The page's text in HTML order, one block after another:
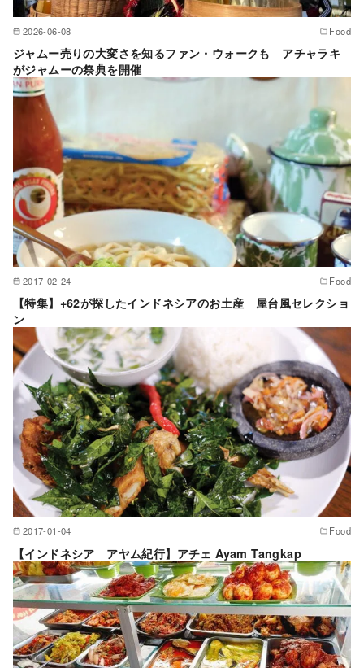
2026-06-08 Food
ジャムー売りの大変さを知るファン・ウォークも アチャラキ
がジャムーの祭典を開催
2017-02-24 Food
【特集】+62が探したインドネシアのお土産 屋台風セレクショ
ン
2017-01-04 Food
【インドネシア アヤム紀行】アチェ Ayam Tangkap